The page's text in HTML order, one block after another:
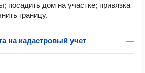
посадить дом на участке; привязка
границу.
на кадастровый учет —